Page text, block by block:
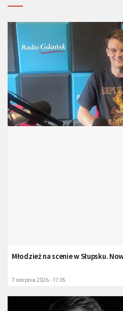
Młodzież na scenie w Słupsku.
7 sierpnia 2026 - 17:05